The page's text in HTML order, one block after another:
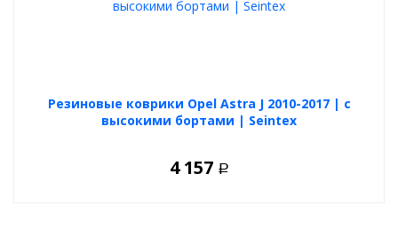
Резиновые коврики Opel Astra J 2010-2017 | с
высокими бортами | Seintex
4 157 Р